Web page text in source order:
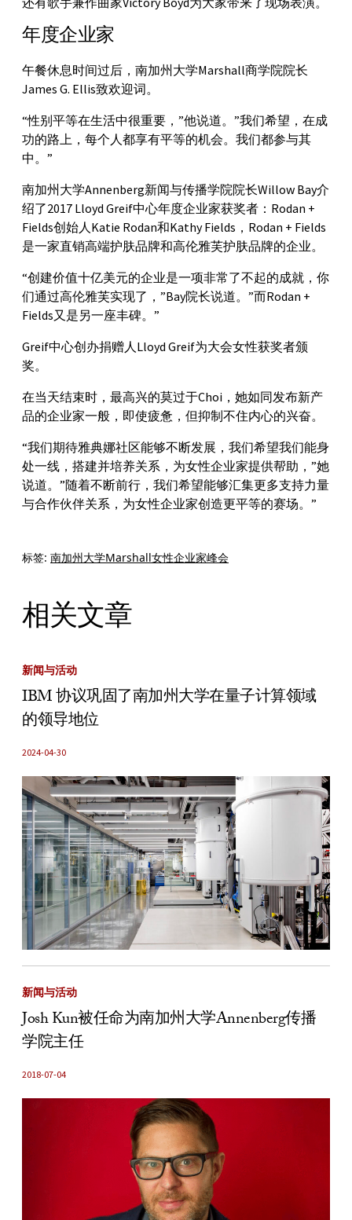
年度企业家
午餐休息时间过后，南加州大学Marshall商学院院长
James G. Ellis致欢迎词。
“性别平等在生活中很重要，”他说道。”我们希望，在成
功的路上，每个人都享有平等的机会。我们都参与其
中。”
南加州大学Annenberg新闻与传播学院院长Willow Bay介
绍了2017 Lloyd Greif中心年度企业家获奖者：Rodan +
Fields创始人Katie Rodan和Kathy Fields，Rodan + Fields
是一家直销高端护肤品牌和高伦雅芙护肤品牌的企业。
“创建价值十亿美元的企业是一项非常了不起的成就，你
们通过高伦雅芙实现了，”Bay院长说道。”而Rodan +
Fields又是另一座丰碑。”
Greif中心创办捐赠人Lloyd Greif为大会女性获奖者颁
奖。
在当天结束时，最高兴的莫过于Choi，她如同发布新产
品的企业家一般，即使疲惫，但抑制不住内心的兴奋。
“我们期待雅典娜社区能够不断发展，我们希望我们能身
处一线，搭建并培养关系，为女性企业家提供帮助，”她
说道。”随着不断前行，我们希望能够汇集更多支持力量
与合作伙伴关系，为女性企业家创造更平等的赛场。”
标签: 南加州大学Marshall女性企业家峰会
相关文章
新闻与活动
IBM 协议巩固了南加州大学在量子计算领域
的领导地位
2024-04-30
新闻与活动
Josh Kun被任命为南加州大学Annenberg传播
学院主任
2018-07-04